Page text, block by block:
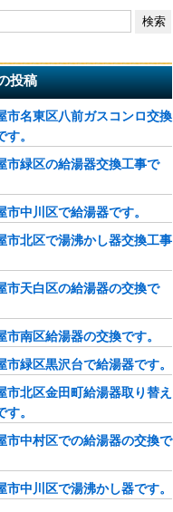
投稿
市名東区八前ガスコンロ交換
す。
市緑区の給湯器交換工事で
市中川区で給湯器です。
市北区で湯沸かし器交換工事
市天白区の給湯器の交換で
市南区給湯器の交換です。
市緑区黒沢台で給湯器です。
市北区金田町給湯器取り替え
す。
市中村区での給湯器の交換で
市中川区で湯沸かし器です。